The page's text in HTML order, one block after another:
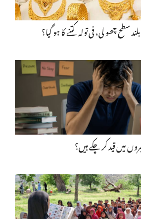
چھو لی، فی تولہ کتنے کا ہو گیا؟
میں قید کر چکے ہیں؟